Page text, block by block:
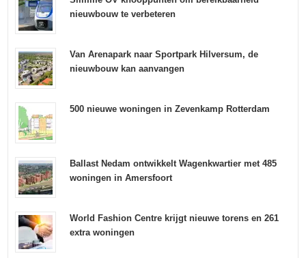
nieuwbouw te verbeteren
Van Arenapark naar Sportpark Hilversum, de
nieuwbouw kan aanvangen
500 nieuwe woningen in Zevenkamp Rotterdam
Ballast Nedam ontwikkelt Wagenkwartier met 485
woningen in Amersfoort
World Fashion Centre krijgt nieuwe torens en 261
extra woningen